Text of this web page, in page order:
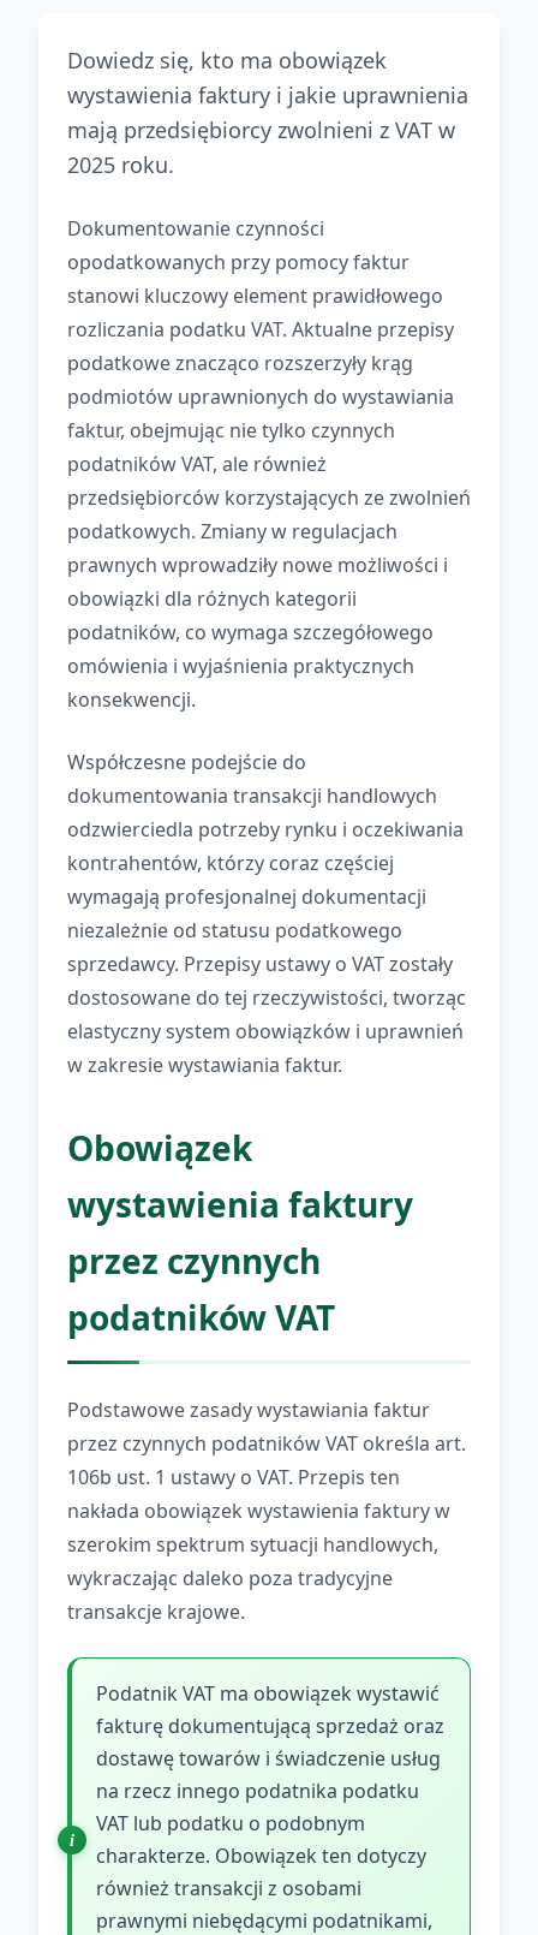
Dowiedz się, kto ma obowiązek
wystawienia faktury i jakie uprawnienia
mają przedsiębiorcy zwolnieni z VAT w
2025 roku.
Dokumentowanie czynności
opodatkowanych przy pomocy faktur
stanowi kluczowy element prawidłowego
rozliczania podatku VAT. Aktualne przepisy
podatkowe znacząco rozszerzyły krąg
podmiotów uprawnionych do wystawiania
faktur, obejmując nie tylko czynnych
podatników VAT, ale również
przedsiębiorców korzystających ze zwolnień
podatkowych. Zmiany w regulacjach
prawnych wprowadziły nowe możliwości i
obowiązki dla różnych kategorii
podatników, co wymaga szczegółowego
omówienia i wyjaśnienia praktycznych
konsekwencji.
Współczesne podejście do
dokumentowania transakcji handlowych
odzwierciedla potrzeby rynku i oczekiwania
kontrahentów, którzy coraz częściej
wymagają profesjonalnej dokumentacji
niezależnie od statusu podatkowego
sprzedawcy. Przepisy ustawy o VAT zostały
dostosowane do tej rzeczywistości, tworząc
elastyczny system obowiązków i uprawnień
w zakresie wystawiania faktur.
Obowiązek
wystawienia faktury
przez czynnych
podatników VAT
Podstawowe zasady wystawiania faktur
przez czynnych podatników VAT określa art.
106b ust. 1 ustawy o VAT. Przepis ten
nakłada obowiązek wystawienia faktury w
szerokim spektrum sytuacji handlowych,
wykraczając daleko poza tradycyjne
transakcje krajowe.
Podatnik VAT ma obowiązek wystawić
fakturę dokumentującą sprzedaż oraz
dostawę towarów i świadczenie usług
na rzecz innego podatnika podatku
VAT lub podatku o podobnym
charakterze. Obowiązek ten dotyczy
również transakcji z osobami
prawnymi niebędącymi podatnikami,